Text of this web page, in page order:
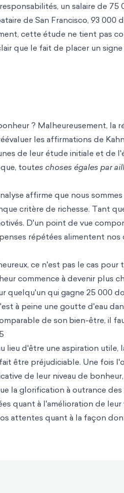
un salaire de 75
de San Francisco, 93 000
cette étude ne tient pas
que le fait de placer un
? Malheureusement, la r
les affirmations de
de leur étude initiale et de
toutes choses égales par
affirme que nous
critère de richesse. Tant
D'un point de vue
penses répétées alimentent nos
ce n'est pas le cas pour
commence à devenir plus
quelqu'un qui gagne 25 000
à peine une goutte d'eau
de son bien-être, il
lieu d'être une aspiration
être préjudiciable. Une fois
de leur niveau de
la glorification à outrance
quant à l'amélioration de
attentes quant à la façon